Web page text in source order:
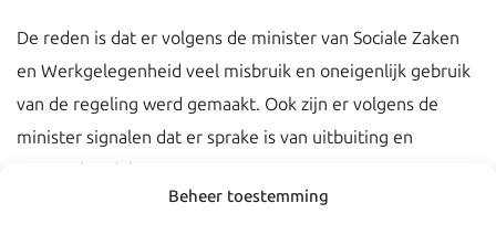
Beheer toestemming
De reden is dat er volgens de minister van Sociale Zaken
en Werkgelegenheid veel misbruik en oneigenlijk gebruik
van de regeling werd gemaakt. Ook zijn er volgens de
minister signalen dat er sprake is van uitbuiting en
mensenhandel.